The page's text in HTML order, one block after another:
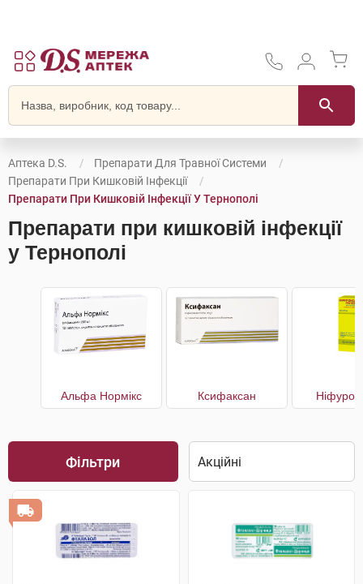
Аптека D.S.
Препарати Для Травної Системи
Препарати При Кишковій Інфекції
Препарати При Кишковій Інфекції У Тернополі
Препарати при кишковій інфекції
у Тернополі
Альфа Нормікс Ксифаксан
Фільтри